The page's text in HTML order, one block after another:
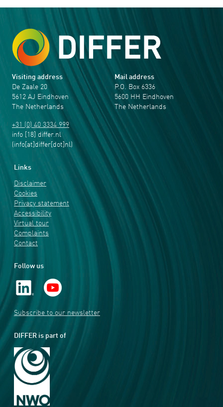
Visiting address
De Zaale 20
5612 AJ Eindhoven
The Netherlands
+31 (0) 40 3334 999
info [18] differ.nl
(info[at]differ[dot]nl)
Mail address
P.O. Box 6336
5600 HH Eindhoven
The Netherlands
Links
Disclaimer
Cookies
Privacy statement
Accessibility
Virtual tour
Complaints
Contact
Follow us
Subscribe to our newsletter
DIFFER is part of